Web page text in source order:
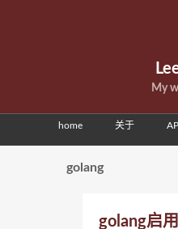
My
home 关于
golang
golang启